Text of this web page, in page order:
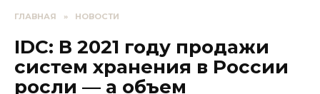
ГЛАВНАЯ » НОВОСТИ
IDC: В 2021 году продажи
систем хранения в России
росли — а объем